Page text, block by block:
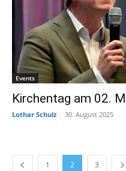
Events
Kirchentag am 02.
Lothar Schulz - 30. August 2025
1 2 3